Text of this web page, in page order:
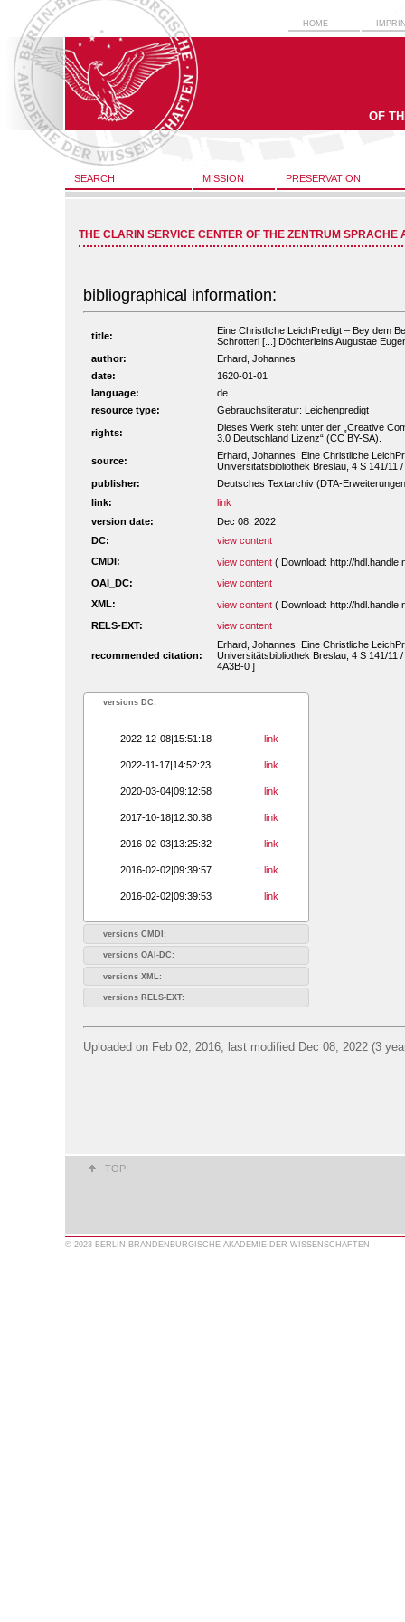
HOME
OF
SEARCH MISSION PRESERVATION
THE CLARIN SERVICE CENTER OF THE ZENTRUM SPRACHE
bibliographical information:
title:
Eine Christliche LeichPredigt – Bey dem
Schrotteri [...] Döchterleins Augustae
author:
Erhard, Johannes
date:
1620-01-01
language:
de
resource type:
Gebrauchsliteratur: Leichenpredigt
rights:
Dieses Werk steht unter der „Creative
3.0 Deutschland Lizenz“ (CC BY-SA).
source:
Erhard, Johannes: Eine Christliche
Universitätsbibliothek Breslau, 4 S 141/11
publisher:
Deutsches Textarchiv (DTA-
link:
link
version date:
Dec 08, 2022
DC:
view content
CMDI:
view content ( Download: http://
OAI_DC:
view content
XML:
view content ( Download: http://
RELS-EXT:
view content
recommended citation:
Erhard, Johannes: Eine Christliche
Universitätsbibliothek Breslau, 4 S 141/11
4A3B-0 ]
versions DC:
2022-12-08|15:51:18 link
2022-11-17|14:52:23 link
2020-03-04|09:12:58 link
2017-10-18|12:30:38 link
2016-02-03|13:25:32 link
2016-02-02|09:39:57 link
2016-02-02|09:39:53 link
versions CMDI:
versions OAI-DC:
versions XML:
versions RELS-EXT:
Uploaded on Feb 02, 2016; last modified Dec 08, 2022 (3
TOP
© 2023 BERLIN-BRANDENBURGISCHE AKADEMIE DER WISSENSCHAFTEN